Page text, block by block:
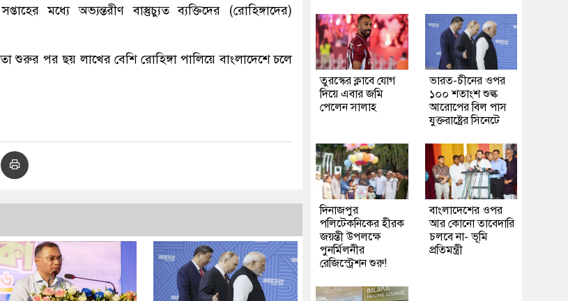
মধ্যে অভ্যন্তরীণ বাস্তুচ্যুত ব্যক্তিদের (রোহিঙ্গাদের)
শুরুর পর ছয় লাখের বেশি রোহিঙ্গা পালিয়ে বাংলাদেশে চলে
তুরস্কের ক্লাবে যোগ
দিয়ে এবার জমি
পেলেন সালাহ
ভারত-চীনের ওপর
১০০ শতাংশ শুল্ক
আরোপের বিল পাস
যুক্তরাষ্ট্রের সিনেটে
দিনাজপুর
পলিটেকনিকের হীরক
জয়ন্তী উপলক্ষে
পুনর্মিলনীর
রেজিস্ট্রেশন শুরু!
বাংলাদেশের ওপর
আর কোনো তাবেদারি
চলবে না- ভূমি
প্রতিমন্ত্রী